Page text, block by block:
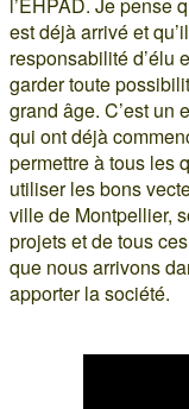
est déjà arrivé et
responsabilité d’élu
garder toute
grand âge. C’est un
qui ont déjà
permettre à tous les
utiliser les bons
ville de Montpellier,
projets et de tous
que nous arrivons
apporter la société.